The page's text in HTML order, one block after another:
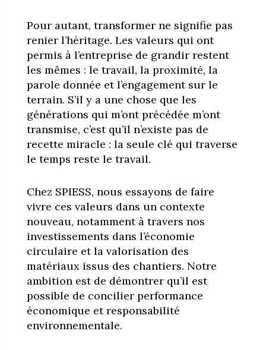
Pour autant, transformer ne signifie pas
renier l’héritage. Les valeurs qui ont
permis à l’entreprise de grandir restent
les mêmes : le travail, la proximité, la
parole donnée et l’engagement sur le
terrain. S’il y a une chose que les
générations qui m’ont précédée m’ont
transmise, c’est qu’il n’existe pas de
recette miracle : la seule clé qui traverse
le temps reste le travail.
Chez SPIESS, nous essayons de faire
vivre ces valeurs dans un contexte
nouveau, notamment à travers nos
investissements dans l’économie
circulaire et la valorisation des
matériaux issus des chantiers. Notre
ambition est de démontrer qu’il est
possible de concilier performance
économique et responsabilité
environnementale.